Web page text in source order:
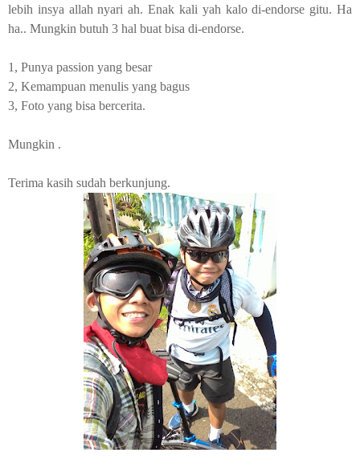
lebih insya allah nyari ah. Enak kali yah kalo di-endorse gitu. Ha
ha.. Mungkin butuh 3 hal buat bisa di-endorse.
1, Punya passion yang besar
2, Kemampuan menulis yang bagus
3, Foto yang bisa bercerita.
Mungkin .
Terima kasih sudah berkunjung.